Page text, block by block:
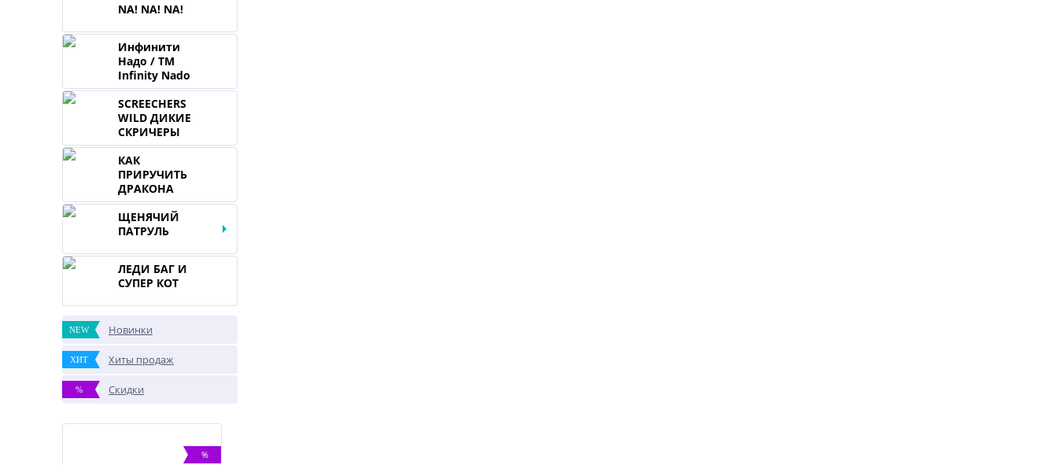
NA! NA! NA!
Инфинити
Надо / TM
Infinity Nado
SCREECHERS
WILD ДИКИЕ
СКРИЧЕРЫ
КАК
ПРИРУЧИТЬ
ДРАКОНА
ЩЕНЯЧИЙ
ПАТРУЛЬ
ЛЕДИ БАГ И
СУПЕР КОТ
NEW Новинки
ХИТ Хиты продаж
% Скидки
%